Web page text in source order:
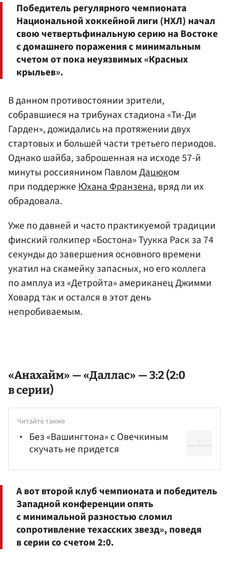
Победитель регулярного чемпионата
Национальной хоккейной лиги (НХЛ) начал
свою четвертьфинальную серию на Востоке
с домашнего поражения с минимальным
счетом от пока неуязвимых «Красных
крыльев».
В данном противостоянии зрители,
собравшиеся на трибунах стадиона «Ти-Ди
Гарден», дожидались на протяжении двух
стартовых и большей части третьего периодов.
Однако шайба, заброшенная на исходе 57-й
минуты россиянином ПавломДацюком
при поддержкеЮхана Франзена, вряд ли их
обрадовала.
Уже по давней и часто практикуемой традиции
финский голкипер «Бостона» Туукка Раск за 74
секунды до завершения основного времени
укатил на скамейку запасных, но его коллега
по амплуа из «Детройта» американец Джимми
Ховард так и остался в этот день
непробиваемым.
«Анахайм» — «Даллас» — 3:2 (2:0
в серии)
Читайте также
Без «Вашингтона» с Овечкиным
скучать не придется
А вот второй клуб чемпионата и победитель
Западной конференции опять
с минимальной разностью сломил
сопротивление техасских звезд», поведя
в серии со счетом 2:0.